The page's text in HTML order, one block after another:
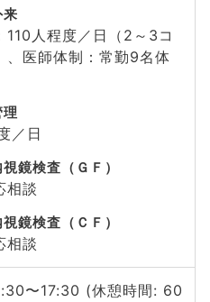
来
110人程度／日（2～3コ
、医師体制：常勤9名体
／日
鏡検査（ＧＦ）
相談
鏡検査（ＣＦ）
相談
〜17:30 (休憩時間: 60